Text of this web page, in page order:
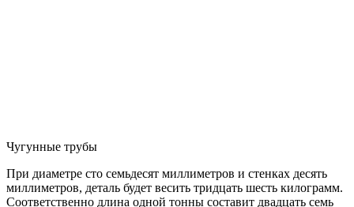
Чугунные трубы
При диаметре сто семьдесят миллиметров и стенках десять
миллиметров, деталь будет весить тридцать шесть килограмм.
Соответственно длина одной тонны составит двадцать семь